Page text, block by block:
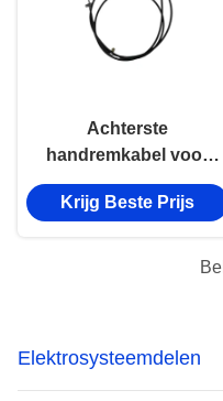
Achterste
handremkabel voor
ISUZU 100P truck
auto onderdeel, OEM
Krijg Beste Prijs
Elektrosysteemdelen